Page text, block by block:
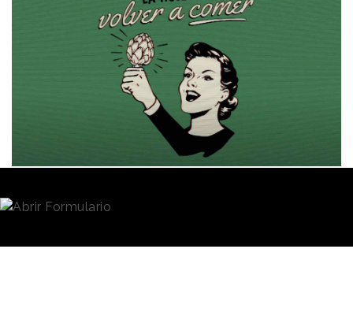
Muchas veces comemos en media hora, en la misma